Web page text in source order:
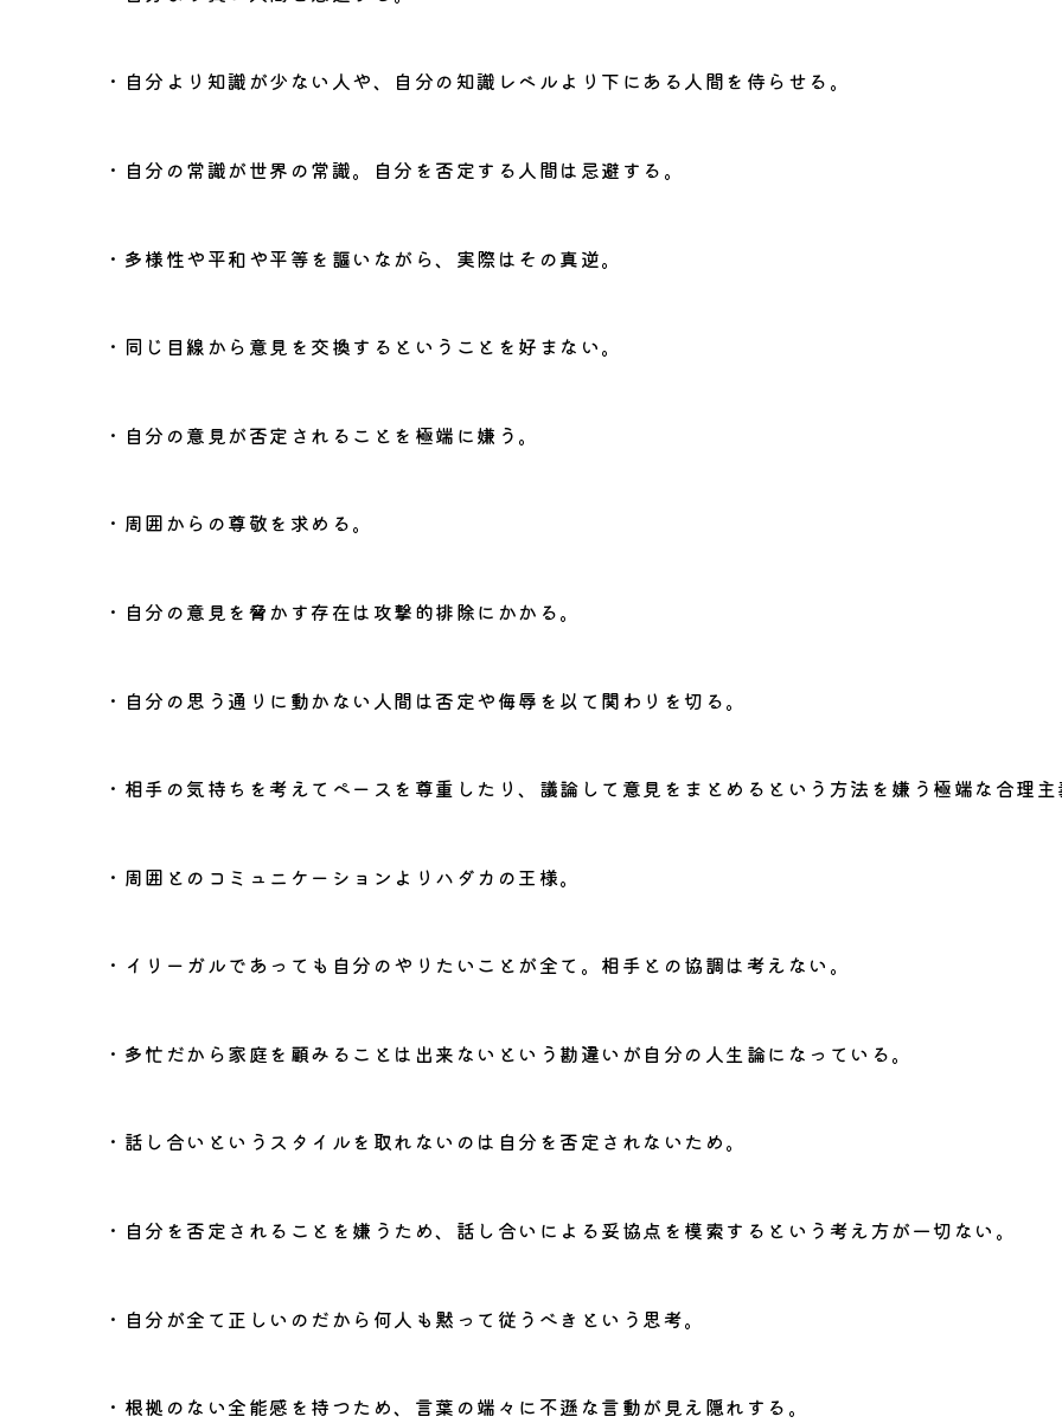
・自分より知識が少ない人や、自分の知識レベルより下にある人間を侍らせる。
・自分の常識が世界の常識。自分を否定する人間は忌避する。
・多様性や平和や平等を謳いながら、実際はその真逆。
・同じ目線から意見を交換するということを好まない。
・自分の意見が否定されることを極端に嫌う。
・周囲からの尊敬を求める。
・自分の意見を脅かす存在は攻撃的排除にかかる。
・自分の思う通りに動かない人間は否定や侮辱を以て関わりを切る。
・相手の気持ちを考えてペースを尊重したり、議論して意見をまとめるという方法を嫌う極端な合理
・周囲とのコミュニケーションよりハダカの王様。
・イリーガルであっても自分のやりたいことが全て。相手との協調は考えない。
・多忙だから家庭を顧みることは出来ないという勘違いが自分の人生論になっている。
・話し合いというスタイルを取れないのは自分を否定されないため。
・自分を否定されることを嫌うため、話し合いによる妥協点を模索するという考え方が一切ない。
・自分が全て正しいのだから何人も黙って従うべきという思考。
・根拠のない全能感を持つため、言葉の端々に不遜な言動が見え隠れする。